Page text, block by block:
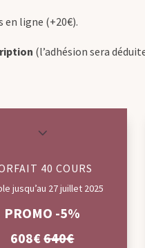
ligne (+20€).
(l’adhésion sera
3
40 COURS
jusqu’au 27 juillet 2025
PROMO -5%
608€640€